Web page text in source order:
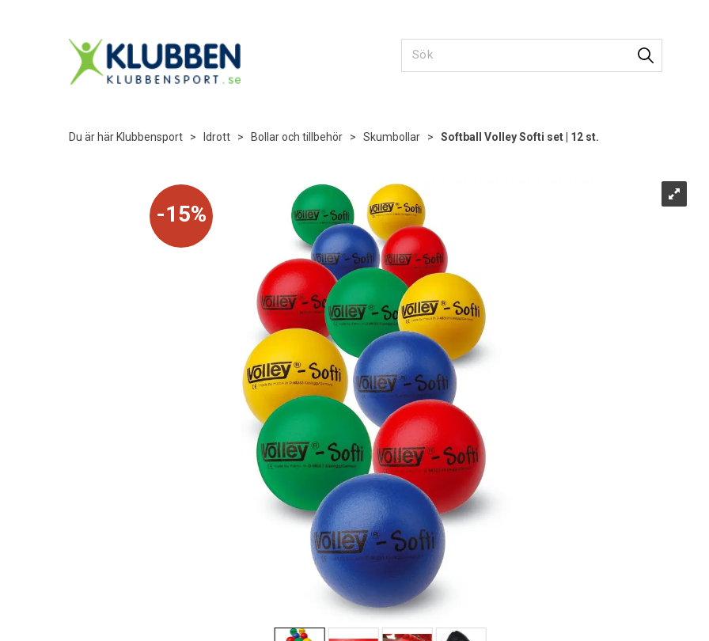
Du är här Klubbensport > Idrott > Bollar och tillbehör > Skumbollar > Softball Volley Softi set | 12 st.
15%